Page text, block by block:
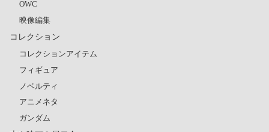
OWC
映像編集
コレクション
コレクションアイテム
フィギュア
ノベルティ
アニメネタ
ガンダム